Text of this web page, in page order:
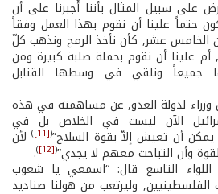
على سبيل المثال بأننا أُجبرنا على أن
حتماً علينا أن نقوم بهذا العمل وفقاً
الخامس عشر, كأن نأخذ الرمح ونذهب كلّ
علينا أن نقوم بحملة صلبة كبيرة ومن
جميعاً ونلقي في وسطها القنابل
وزراء لدولة العدو, عن مساهمته في هذه
الآن ليست في الخلاص بل في
يمكن أن تعيش إلاّ بقوة السلاح”(
[11]
)لأن
وأن التباحث معهم لا يجدي”(
[12]
)
.
التاسع قال: “اسمعي يا شعوب
وليرتعب من هولنا صناديد